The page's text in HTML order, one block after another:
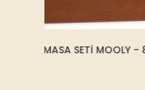
ALTIN VE DERİ